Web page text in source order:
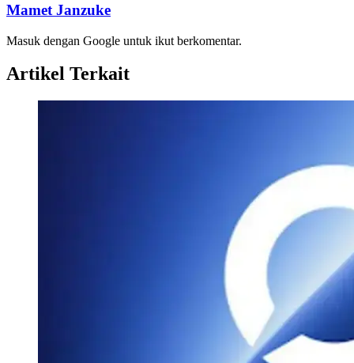
Mamet Janzuke
Masuk dengan Google untuk ikut berkomentar.
Artikel Terkait